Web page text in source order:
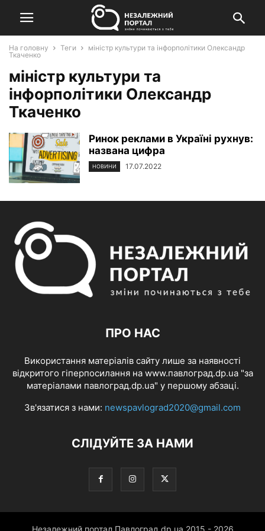
На головну Теги
міністр культури та інфорполітики Олександр
Ткаченко
міністр культури та
інфорполітики Олександр
Ткаченко
Ринок реклами в Україні рухнув:
названа цифра
НОВИНИ 17.07.2022
ПРО НАС
Використання матеріалів сайту лише за наявності
відкритого гіперпосилання на www.павлоград.dp.ua "за
матеріалами павлоград.dp.ua" у першому абзаці.
Зв'язатися з нами: newspavlograd2020@gmail.com
СЛІДУЙТЕ ЗА НАМИ